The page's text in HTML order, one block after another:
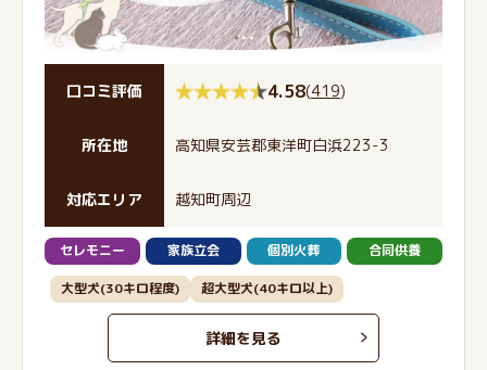
口コミ評価 4.58(419)
所在地 高知県安芸郡東洋町白浜223-3
対応エリア 越知町周辺
セレモニー 家族立会 個別火葬 合同供養
大型犬(30キロ程度) 超大型犬(40キロ以上)
詳細を見る